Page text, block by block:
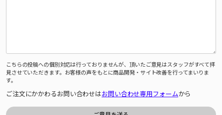
こちらの投稿への個別対応は行っておりませんが、頂いたご意見はスタッフがすべて拝
見させていただきます。お客様の声をもとに商品開発・サイト改善を行ってまいりま
す。
ご注文にかかわるお問い合わせはお問い合わせ専用フォームから